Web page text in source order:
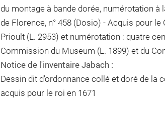
du montage à bande dorée, numérotation à
de Florence, n° 458 (Dosio) - Acquis pour le
Prioult (L. 2953) et numérotation : quatre
Commission du Museum (L. 1899) et du
Notice de l'inventaire Jabach :
Dessin dit d'ordonnance collé et doré de la
acquis pour le roi en 1671